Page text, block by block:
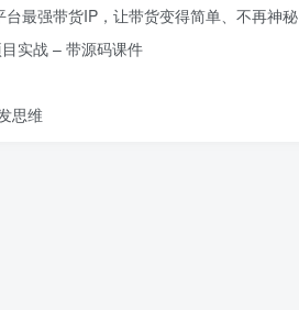
最强带货IP，让带货变得简单、不再神秘
实战 – 带源码课件
思维